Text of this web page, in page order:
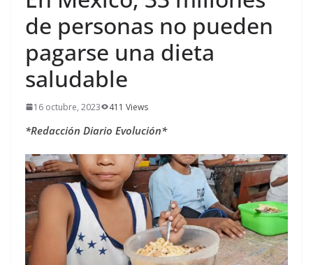
de personas no pueden
pagarse una dieta
saludable
16 octubre, 2023 411 Views
*Redacción Diario Evolución*